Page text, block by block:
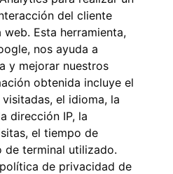
del cliente
Esta herramienta,
nos ayuda a
y mejorar nuestros
obtenida incluye el
el idioma, la
dirección IP, la
el tiempo de
de terminal utilizado.
de privacidad de